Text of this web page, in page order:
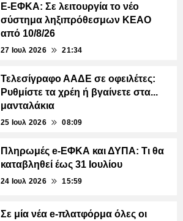
E-ΕΦΚΑ: Σε λειτουργία το νέο
σύστημα ληξιπρόθεσμων ΚΕΑΟ
από 10/8/26
27 Ιουλ 2026 21:34
Τελεσίγραφο ΑΑΔΕ σε οφειλέτες:
Ρυθμίστε τα χρέη ή βγαίνετε στα...
μανταλάκια
25 Ιουλ 2026 08:09
Πληρωμές e-ΕΦΚΑ και ΔΥΠΑ: Τι θα
καταβληθεί έως 31 Ιουλίου
24 Ιουλ 2026 15:59
Σε μία νέα e-πλατφόρμα όλες οι